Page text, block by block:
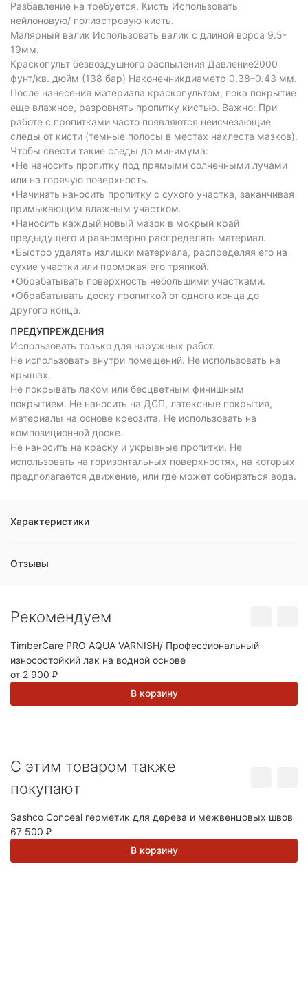
Разбавление на требуется. Кисть Использовать
нейлоновую/ полиэстровую кисть.
Малярный валик Использовать валик с длиной ворса 9.5-
19мм.
Краскопульт безвоздушного распыления Давление2000
фунт/кв. дюйм (138 бар) Наконечникдиаметр 0.38–0.43 мм.
После нанесения материала краскопультом, пока покрытие
еще влажное, разровнять пропитку кистью. Важно: При
работе с пропитками часто появляются неисчезающие
следы от кисти (темные полосы в местах нахлеста мазков).
Чтобы свести такие следы до минимума:
•Не наносить пропитку под прямыми солнечными лучами
или на горячую поверхность.
•Начинать наносить пропитку с сухого участка, заканчивая
примыкающим влажным участком.
•Наносить каждый новый мазок в мокрый край
предыдущего и равномерно распределять материал.
•Быстро удалять излишки материала, распределяя его на
сухие участки или промокая его тряпкой.
•Обрабатывать поверхность небольшими участками.
•Обрабатывать доску пропиткой от одного конца до
другого конца.
ПРЕДУПРЕЖДЕНИЯ
Использовать только для наружных работ.
Не использовать внутри помещений. Не использовать на
крышах.
Не покрывать лаком или бесцветным финишным
покрытием. Не наносить на ДСП, латексные покрытия,
материалы на основе креозита. Не использовать на
композиционной доске.
Не наносить на краску и укрывные пропитки. Не
использовать на горизонтальных поверхностях, на которых
предполагается движение, или где может собираться вода.
Характеристики
Отзывы
Рекомендуем
TimberCare PRO AQUA VARNISH/ Профессиональный
износостойкий лак на водной основе
от 2 900 ₽
В корзину
C этим товаром также
покупают
Sashco Conceal герметик для дерева и межвенцовых швов
67 500 ₽
В корзину